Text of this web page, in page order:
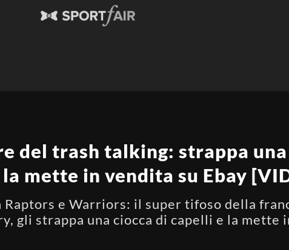
del trash talking: strappa
mette in vendita su Ebay
e Warriors: il super tifoso della
gli strappa una ciocca di capelli e la mette